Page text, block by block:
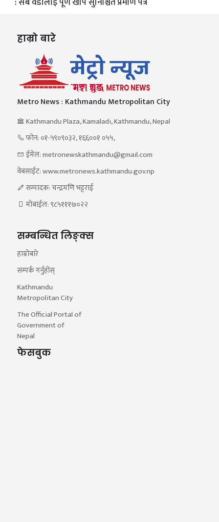
हाम्रो बारे
Metro News : Kathmandu Metropolitan City
Kathmandu Plaza, Kamaladi, Kathmandu, Nepal
फोन: ०१-५९०९०३२, १६६००१ ०५५,
ईमेल: metronewskathmandu@gmail.com
वेबसाईट: www.metronews.kathmandu.gov.np
सम्पादक: चन्द्रमणि भट्टराई
मोबाईल: ९८५१११७०२२
सम्बन्धित लिङ्क्स
हाम्रोबारे
सम्पर्क गर्नुहोस्
Kathmandu
Metropolitan City
The Official Portal of
Government of
Nepal
फेसबुक